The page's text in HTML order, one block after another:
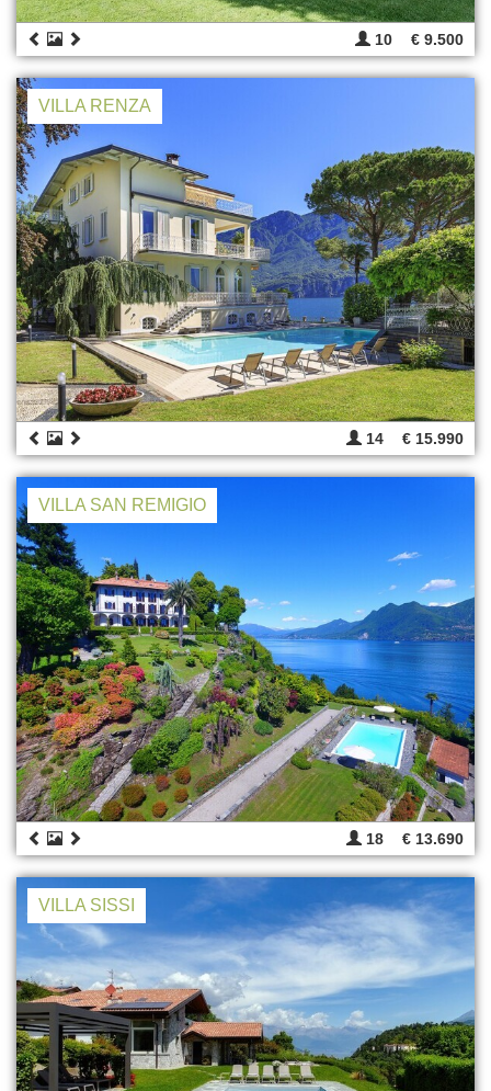
10 € 9.500
VILLA RENZA
14 € 15.990
VILLA SAN REMIGIO
18 € 13.690
VILLA SISSI